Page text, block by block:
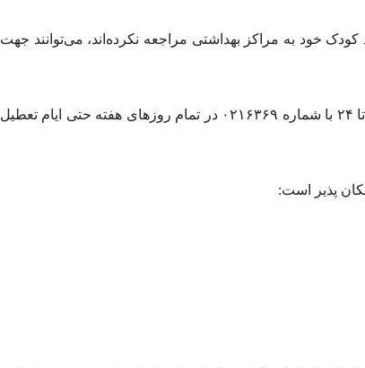
خود به مراکز بهداشتی مراجعه نکرده‌اند، می‌توانند جهت
راه‌های پشتیبانی اعلام شده، ارتباط با کارشناسان از ساعت ۸ تا ۲۴ با شماره ۰۲۱۶۳۶۹ در تمام روز‌های هفته حتی ایام تعطیل
پذیر است: